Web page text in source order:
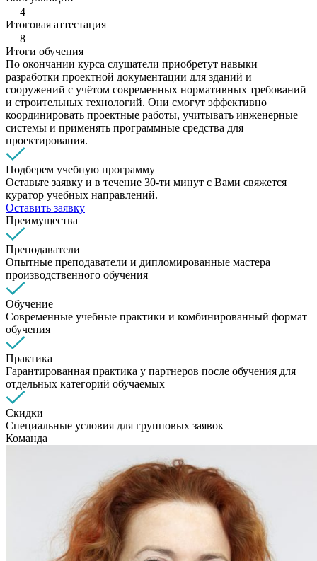
4
Итоговая аттестация
8
Итоги обучения
По окончании курса слушатели приобретут навыки
разработки проектной документации для зданий и
сооружений с учётом современных нормативных требований
и строительных технологий. Они смогут эффективно
координировать проектные работы, учитывать инженерные
системы и применять программные средства для
проектирования.
Подберем учебную программу
Оставьте заявку и в течение 30-ти минут с Вами свяжется
куратор учебных направлений.
Оставить заявку
Преимущества
Преподаватели
Опытные преподаватели и дипломированные мастера
производственного обучения
Обучение
Современные учебные практики и комбинированный формат
обучения
Практика
Гарантированная практика у партнеров после обучения для
отдельных категорий обучаемых
Скидки
Специальные условия для групповых заявок
Команда